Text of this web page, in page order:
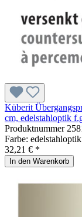
Küberit
cm, edelstahloptik
Produktnummer
Farbe:
32,21 € *
In den Warenkorb